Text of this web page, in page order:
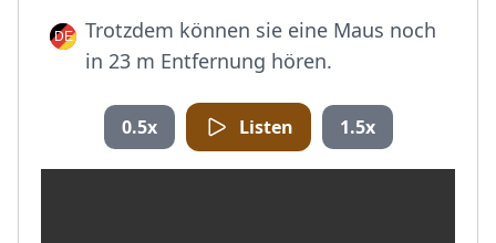
Trotzdem können sie eine Maus noch
in 23 m Entfernung hören.
0.5x Listen 1.5x